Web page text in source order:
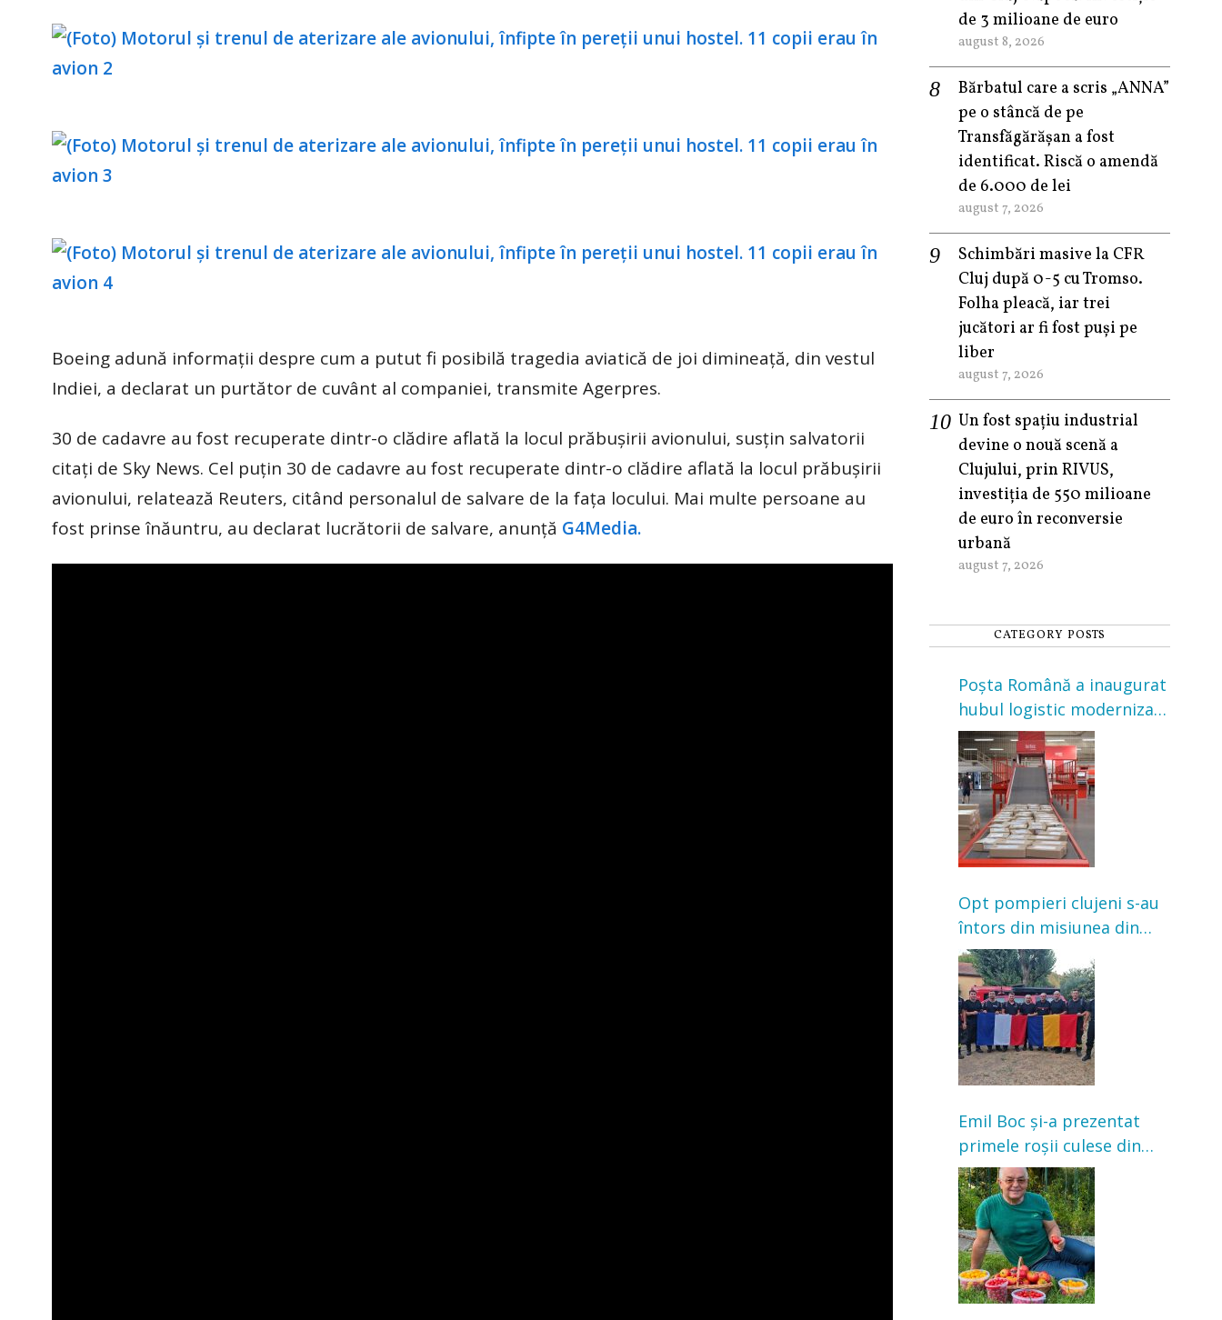
Boeing adună informaţii despre cum a putut fi posibilă tragedia aviatică de joi dimineață, din vestul
Indiei, a declarat un purtător de cuvânt al companiei, transmite Agerpres.
30 de cadavre au fost recuperate dintr-o clădire aflată la locul prăbușirii avionului, susțin salvatorii
citați de Sky News. Cel puțin 30 de cadavre au fost recuperate dintr-o clădire aflată la locul prăbușirii
avionului, relatează Reuters, citând personalul de salvare de la fața locului. Mai multe persoane au
fost prinse înăuntru, au declarat lucrătorii de salvare, anunță G4Media.
de 3 milioane de euro
august 8, 2026
Bărbatul care a scris „ANNA”
pe o stâncă de pe
Transfăgărășan a fost
identificat. Riscă o amendă
de 6.000 de lei
august 7, 2026
Schimbări masive la CFR
Cluj după 0-5 cu Tromso.
Folha pleacă, iar trei
jucători ar fi fost puși pe
liber
august 7, 2026
Un fost spațiu industrial
devine o nouă scenă a
Clujului, prin RIVUS,
investiția de 550 milioane
de euro în reconversie
urbană
august 7, 2026
CATEGORY POSTS
Poșta Română a inaugurat
hubul logistic modernizat
din Cluj-Napoca. Investiție
de 3 milioane de euro
Opt pompieri clujeni s-au
întors din misiunea din
Franța. Au intervenit la
incendii de vegetație și
pădure
Emil Boc și-a prezentat
primele roșii culese din
grădină: „Niciun magazin
nu poate oferi această
satisfacție”